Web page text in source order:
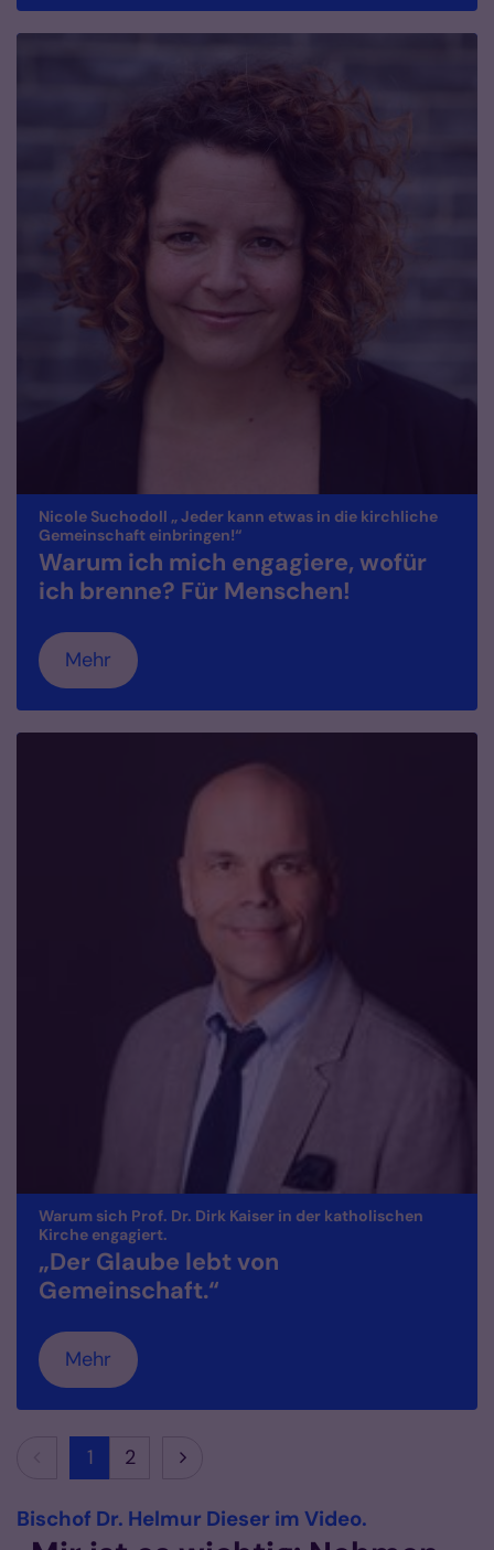
Nicole Suchodoll „ Jeder kann etwas in die kirchliche
Gemeinschaft einbringen!“:
Warum ich mich engagiere, wofür
ich brenne? Für Menschen!
Mehr
Warum sich Prof. Dr. Dirk Kaiser in der katholischen
Kirche engagiert.
„Der Glaube lebt von
Gemeinschaft.“
Mehr
Vorherige Seite
1 2 Nächste Seite
Bischof Dr. Helmur Dieser im Video.